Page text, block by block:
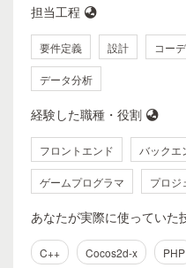
担当工程
要件定義 設計 コー
データ分析
経験した職種・役割
フロントエンド バックエ
ゲームプログラマ プロジ
あなたが実際に使っていた
C++ Cocos2d-x PHP